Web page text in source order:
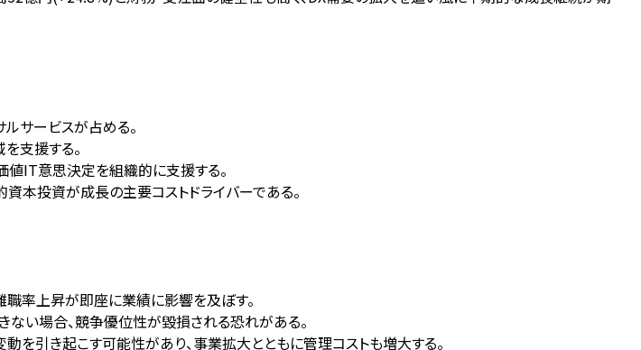
サービスが占める。
支援する。
値IT意思決定を組織的に支援する。
本投資が成長の主要コストドライバーである。
率上昇が即座に業績に影響を及ぼす。
い場合、競争優位性が毀損される恐れがある。
引き起こす可能性があり、事業拡大とともに管理コストも増大する。